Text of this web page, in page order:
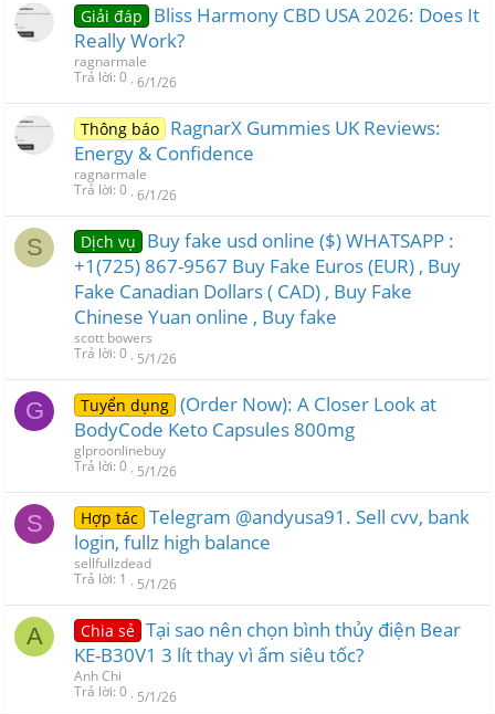
Giải đáp
Bliss Harmony CBD USA 2026: Does It
Really Work?
ragnarmale
Trả lời 0 6/1/26
Thông báo RagnarX Gummies UK Reviews:
Energy & Confidence
ragnarmale
Trả lời 0 6/1/26
S Dịch vụ
Buy fake usd online ($) WHATSAPP :
+1(725) 867-9567 Buy Fake Euros (EUR) , Buy
Fake Canadian Dollars ( CAD) , Buy Fake
Chinese Yuan online , Buy fake
scott bowers
Trả lời 0 5/1/26
G Tuyển dụng (Order Now): A Closer Look at
BodyCode Keto Capsules 800mg
glproonlinebuy
Trả lời 0 5/1/26
S Hợp tác Telegram @andyusa91. Sell cvv, bank
login, fullz high balance
sellfullzdead
Trả lời 1 5/1/26
A Chia sẻ Tại sao nên chọn bình thủy điện Bear
KE-B30V1 3 lít thay vì ấm siêu tốc?
Anh Chi
Trả lời 0 5/1/26